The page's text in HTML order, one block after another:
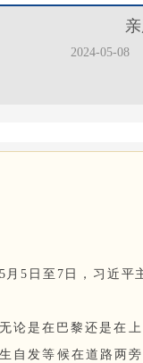
2024-05-08
5月5日至7日，习近平
无论是在巴黎还是在
自发等候在道路两